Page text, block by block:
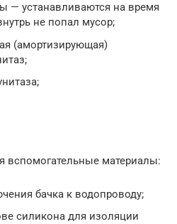
— устанавливаются на время
не попал мусор;
(амортизирующая)
вспомогательные материалы:
бачка к водопроводу;
силикона для изоляции